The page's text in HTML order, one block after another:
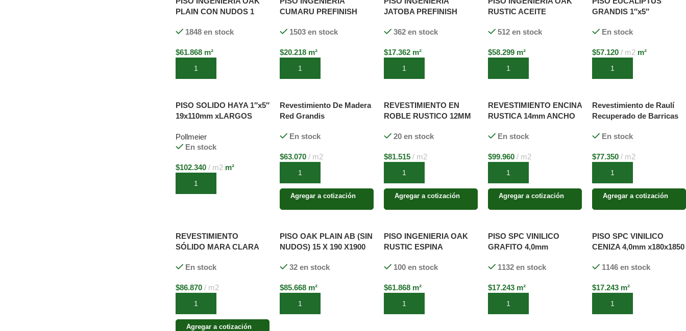
PLAIN CON NUDOS 1
x190x1900 (4,0 MM)
1848 en stock
$61.868m²
Añadir al carrito
CUMARU PREFINISH
1503 en stock
$20.218m²
Añadir al carrito
JATOBA PREFINISH
MM)362 en stock
$17.362m²
Añadir al carrito
RUSTIC ACEITE
x189x1860 (4,0 MM)
512 en stock
$58.299m²
Añadir al carrito
GRANDIS 1″x5″
VARIABLES
En stock
$57.120 m2m²
Añadir al carrito
PISO SOLIDO HAYA 1″x5″
19x110mm xLARGOS
Pollmeier
En stock
$102.340 m2m²
Añadir al carrito
Revestimiento De Madera
Red Grandis
En stock
$63.070 m2
Añadir al carrito
Agregar a cotización
REVESTIMIENTO EN
ROBLE RUSTICO 12MM
LARGOS VARIABLES SIN
20 en stock
$81.515 m2
Añadir al carrito
Agregar a cotización
REVESTIMIENTO ENCINA
RUSTICA 14mm ANCHO
MACHIMBRE
En stock
$99.960 m2
Añadir al carrito
Agregar a cotización
Revestimiento de Raulí
Recuperado de Barricas
En stock
$77.350 m2
Añadir al carrito
Agregar a cotización
REVESTIMIENTO
SÓLIDO MARA CLARA
En stock
$86.870 m2
Añadir al carrito
Agregar a cotización
PISO OAK PLAIN AB (SIN
NUDOS) 15 X 190 X1900
32 en stock
$85.668m²
Añadir al carrito
PISO INGENIERIA OAK
RUSTIC ESPINA
x140x595 (4,0 MM)
100 en stock
$61.868m²
Añadir al carrito
PISO SPC VINILICO
GRAFITO 4,0mm
1132 en stock
$17.243m²
Añadir al carrito
PISO SPC VINILICO
CENIZA 4,0mm x180x1850
1146 en stock
$17.243m²
Añadir al carrito